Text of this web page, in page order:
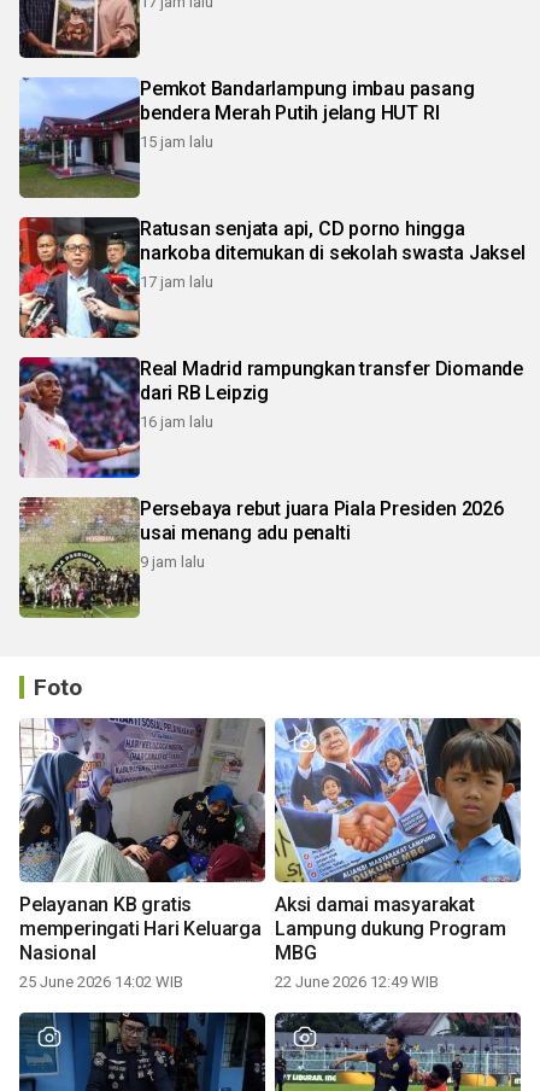
Pemkot Bandarlampung imbau pasang
bendera Merah Putih jelang HUT RI
15 jam lalu
Ratusan senjata api, CD porno hingga
narkoba ditemukan di sekolah swasta Jaksel
17 jam lalu
Real Madrid rampungkan transfer Diomande
dari RB Leipzig
16 jam lalu
Persebaya rebut juara Piala Presiden 2026
usai menang adu penalti
9 jam lalu
Foto
Pelayanan KB gratis
memperingati Hari Keluarga
Nasional
25 June 2026 14:02 WIB
Aksi damai masyarakat
Lampung dukung Program
MBG
22 June 2026 12:49 WIB